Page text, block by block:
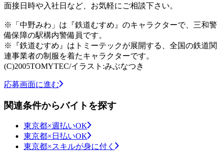
面接日時や入社日など、お気軽にご相談下さい。
※「中野みわ」は『鉄道むすめ』のキャラクターで、三和警
備保障の駅構内警備員です。
※『鉄道むすめ』はトミーテックが展開する、全国の鉄道関
連事業者の制服を着たキャラクターです。
(C)2005TOMYTEC/イラスト:みぶなつき
応募画面に進む
関連条件からバイトを探す
東京都×週払いOK
東京都×日払いOK
東京都×スキルが身に付く